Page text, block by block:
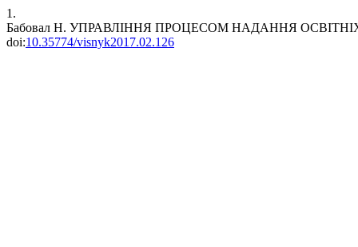
1.
Бабовал Н. УПРАВЛІННЯ ПРОЦЕСОМ НАДАННЯ
doi:10.35774/visnyk2017.02.126